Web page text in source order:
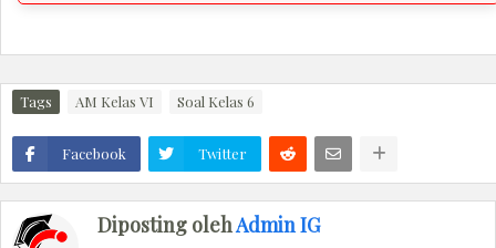
Tags AM Kelas VI Soal Kelas 6
Facebook Twitter
Diposting olehAdmin IG